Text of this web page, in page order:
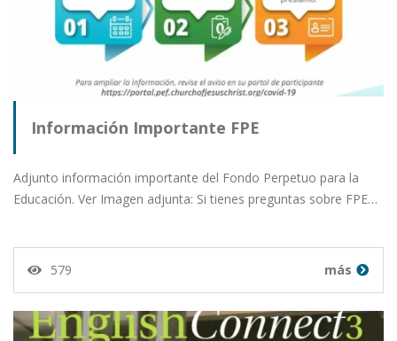
Información Importante FPE
Adjunto información importante del Fondo Perpetuo para la
Educación. Ver Imagen adjunta: Si tienes preguntas sobre FPE…
579 más